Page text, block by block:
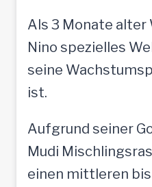
Als 3 Monate
Nino spezielles
seine
ist.
Aufgrund seiner
Mudi
einen mittleren